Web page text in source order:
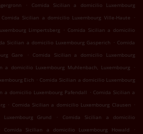
.
Comida Sicilian a domicilio Luxembourg
Comida Sicilian a domicilio Luxembourg Ville-Haute
.
Limpertsberg . Comida Sicilian a domicilio
Sicilian a domicilio Luxembourg Gasperich . Comida
Gare
.
Comida Sicilian a domicilio Luxembourg
a domicilio Luxembourg Muhlenbach, Luxembourg
.
Eich . Comida Sicilian a domicilio Luxembourg
a domicilio Luxembourg Pafendall . Comida Sicilian a
. Comida Sicilian a domicilio Luxembourg Clausen .
Grund
.
Comida Sicilian a domicilio
Comida Sicilian a domicilio Luxembourg Howald
.